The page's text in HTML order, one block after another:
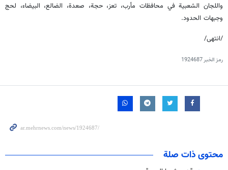
واللجان الشعبية في محافظات مأرب، تعز، حجة، صعدة، الضالع، البيضاء، لحج
وجبهات الحدود.
/انتهى/
رمز الخبر1924687
محتوى ذات صلة